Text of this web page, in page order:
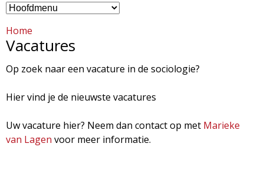
S
o
c
i
o
H
o
o
f
d
e
Home
Vacatures
Op zoek naar een vacature in de sociologie?
Hier vind je de nieuwste vacatures
Uw vacature hier? Neem dan contact op met Marieke
van Lagen voor meer informatie.